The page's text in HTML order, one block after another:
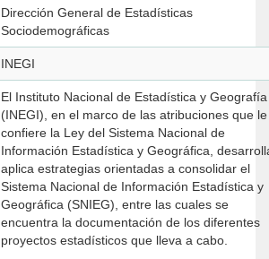
Dirección General de Estadísticas
Sociodemográficas
INEGI
El Instituto Nacional de Estadística y Geografía
(INEGI), en el marco de las atribuciones que le
confiere la Ley del Sistema Nacional de
Información Estadística y Geográfica,
aplica estrategias orientadas a consolidar el
Sistema Nacional de Información Estadística y
Geográfica (SNIEG), entre las cuales se
encuentra la documentación de los diferentes
proyectos estadísticos que lleva a cabo.